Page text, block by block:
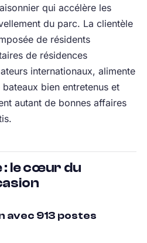
qui accélère les
du parc. La clientèle
de résidents
de résidences
internationaux, alimente
bien entretenus et
autant de bonnes affaires
: le cœur du
avec 913 postes